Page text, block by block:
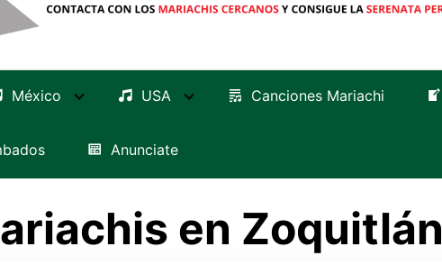
México USA Canciones Mariachi
Anunciate
en Zoquitlán